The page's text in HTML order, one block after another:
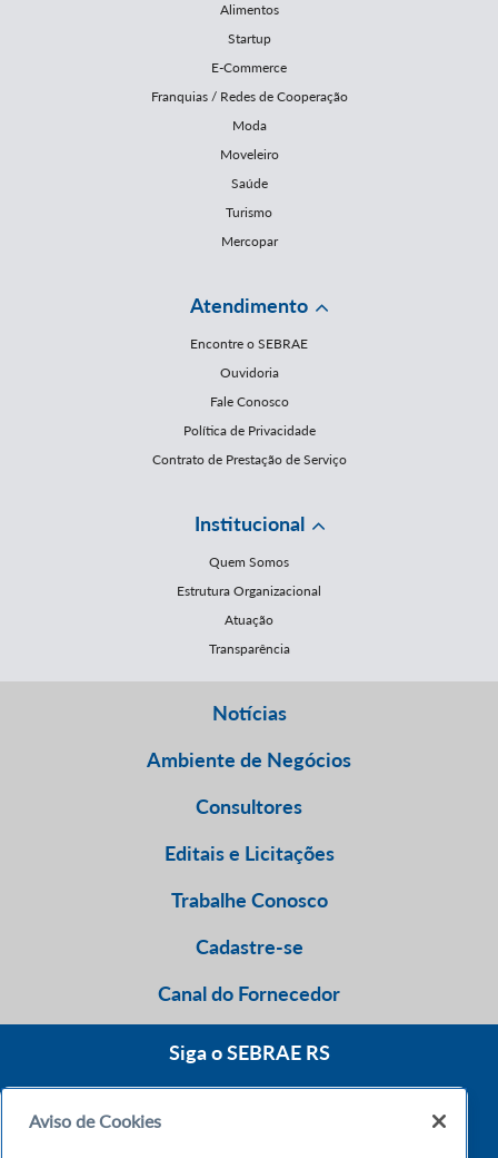
Alimentos
Startup
E-Commerce
Franquias / Redes de Cooperação
Moda
Moveleiro
Saúde
Turismo
Mercopar
Atendimento
Encontre o SEBRAE
Ouvidoria
Fale Conosco
Política de Privacidade
Contrato de Prestação de Serviço
Institucional
Quem Somos
Estrutura Organizacional
Atuação
Transparência
Notícias
Ambiente de Negócios
Consultores
Editais e Licitações
Trabalhe Conosco
Cadastre-se
Canal do Fornecedor
Siga o SEBRAE RS
Aviso de Cookies